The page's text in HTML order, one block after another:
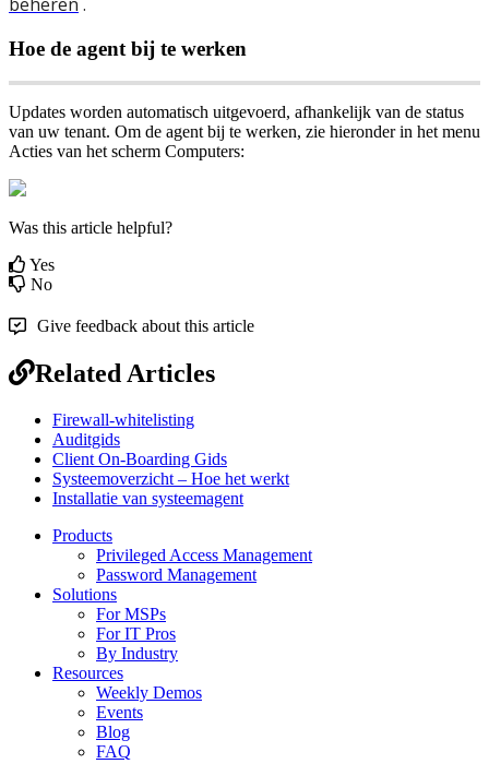
Hoe de agent bij te werken
Updates worden automatisch uitgevoerd, afhankelijk van de status
van uw tenant. Om de agent bij te werken, zie hieronder in het menu
Acties van het scherm Computers:
Was this article helpful?
Yes
No
Give feedback about this article
Related Articles
Firewall-whitelisting
Auditgids
Client On-Boarding Gids
Systeemoverzicht – Hoe het werkt
Installatie van systeemagent
Products
Privileged Access Management
Password Management
Solutions
For MSPs
For IT Pros
By Industry
Resources
Weekly Demos
Events
Blog
FAQ